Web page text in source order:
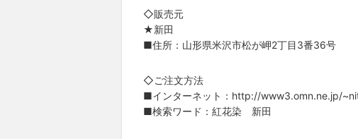
◇販売元
★新田
■住所：山形県米沢市松が岬2丁目3番36号
◇ご注文方法
■インターネット：http://www3.omn.ne.jp/
■検索ワード：紅花染 新田